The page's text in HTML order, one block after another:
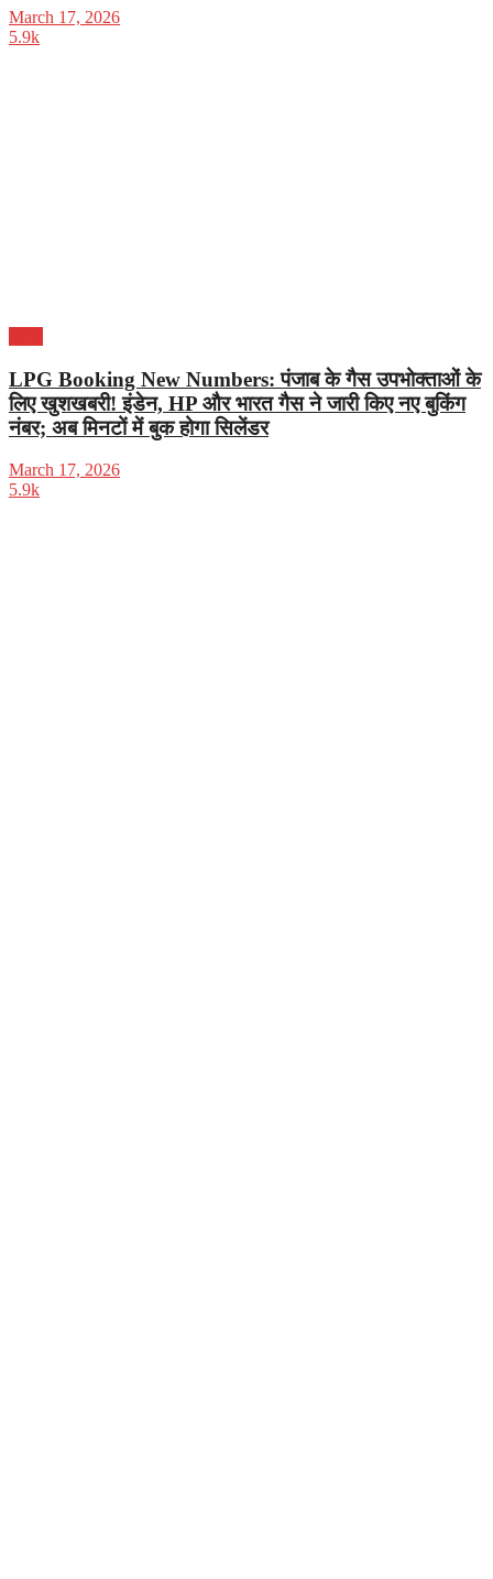
March 17, 2026
5.9k
LPG Booking New Numbers: पंजाब के गैस उपभोक्ताओं के
लिए खुशखबरी! इंडेन, HP और भारत गैस ने जारी किए नए बुकिंग
नंबर; अब मिनटों में बुक होगा सिलेंडर
March 17, 2026
5.9k